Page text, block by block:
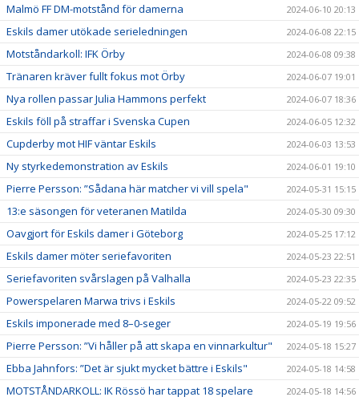
Malmö FF DM-motstånd för damerna 2024-06-10 20:13
Eskils damer utökade serieledningen 2024-06-08 22:15
Motståndarkoll: IFK Örby 2024-06-08 09:38
Tränaren kräver fullt fokus mot Örby 2024-06-07 19:01
Nya rollen passar Julia Hammons perfekt 2024-06-07 18:36
Eskils föll på straffar i Svenska Cupen 2024-06-05 12:32
Cupderby mot HIF väntar Eskils 2024-06-03 13:53
Ny styrkedemonstration av Eskils 2024-06-01 19:10
Pierre Persson: ”Sådana här matcher vi vill spela" 2024-05-31 15:15
13:e säsongen för veteranen Matilda 2024-05-30 09:30
Oavgjort för Eskils damer i Göteborg 2024-05-25 17:12
Eskils damer möter seriefavoriten 2024-05-23 22:51
Seriefavoriten svårslagen på Valhalla 2024-05-23 22:35
Powerspelaren Marwa trivs i Eskils 2024-05-22 09:52
Eskils imponerade med 8–0-seger 2024-05-19 19:56
Pierre Persson: ”Vi håller på att skapa en vinnarkultur" 2024-05-18 15:27
Ebba Jahnfors: ”Det är sjukt mycket bättre i Eskils" 2024-05-18 14:58
MOTSTÅNDARKOLL: IK Rössö har tappat 18 spelare 2024-05-18 14:56